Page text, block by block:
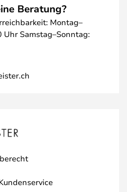
Beratung?
Montag–
Uhr Samstag–Sonntag: